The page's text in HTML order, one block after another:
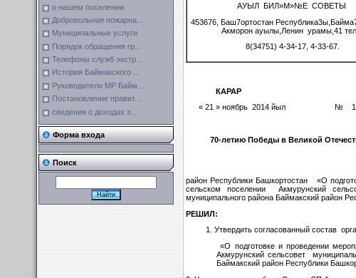
о нашем поселении
Добровольная пожарна...
Муниципальные услуги
Порядок обращения гр...
Телефоны служб экстр...
История Баймакского ...
Руководители МР Байм...
Постановление правит...
сведения о доходах з...
Форма входа
Поиск
АУЫЛ БИЛ»М»№Е СОВЕТЫ
453676, Баш7ортостан
Акморон ауылы,Ленин урамы,41
8(34751) 4-34-17, 4-33-67.
КАРАР
« 21 » ноябрь 2014 йыл №
70-летию Победы в Великой
район Республики Башкортостан «О
сельском поселении Акмурунский
муниципального района Баймакский район
РЕШИЛ:
Утвердить согласованный состав
«О подготовке и проведении
Акмурунский сельсовет
Баймакский район Республики